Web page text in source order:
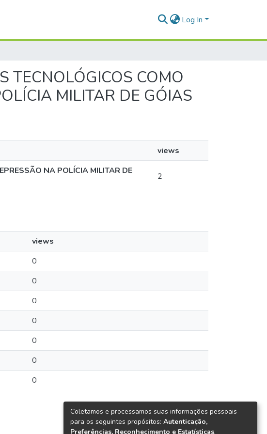
Log In
TECNOLÓGICOS COMO
MILITAR DE GÓIAS
views
NA POLÍCIA MILITAR DE
2
views
0
0
0
0
0
0
0
Coletamos e processamos suas informações pessoais
para os seguintes propósitos: Autenticação,
Preferências, Reconhecimento e Estatísticas.